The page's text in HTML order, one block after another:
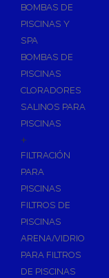
BOMBAS DE
PISCINAS Y
SPA
BOMBAS DE
PISCINAS
CLORADORES
SALINOS PARA
PISCINAS
+
FILTRACIÓN
PARA
PISCINAS
FILTROS DE
PISCINAS
ARENA/VIDRIO
PARA FILTROS
DE PISCINAS